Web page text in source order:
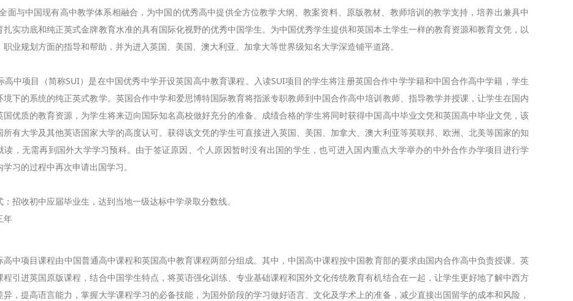
面与中国现有高中教学体系相融合，为中国的优秀高中提供全方位教学大纲、教案资料、原版教材、教师培训的教学支持，培养出兼具中
扎实功底和纯正英式金牌教育水准的具有国际化视野的优秀中国学生。为中国优秀学生提供和英国本土学生一样的教育资源和教育文凭，以
职业规划方面的指导和帮助，并为进入英国、美国、澳大利亚、加拿大等世界级知名大学深造铺平道路。
项目（简称SUI）是在中国优秀中学开设英国高中教育课程。入读SUI项目的学生将注册英国合作中学学籍和中国合作高中学籍，学生
境下的系统的纯正英式教学。英国合作中学和爱思博特国际教育将指派专职教师到中国合作高中培训教师、指导教学并授课，让学生在国内
国优质的教育资源，为学生将来迈向国际知名高校做好充分的准备。成绩合格的学生将同时获得中国高中毕业文凭和英国高中毕业文凭，该
所有大学及其他英语国家大学的高度认可。获得该文凭的学生可直接进入英国、美国、加拿大、澳大利亚等英联邦、欧洲、北美等国家的知
读，无需再到国外大学学习预科。由于签证原因、个人原因暂时没有出国的学生，也可进入国内重点大学举办的中外合作办学项目进行学
习的过程中再次申请出国学习。
收初中应届毕业生，达到当地一级达标中学录取分数线。
项目课程由中国普通高中课程和英国高中教育课程两部分组成。其中，中国高中课程按中国教育部的要求由国内合作高中负责授课。英
程引进英国原版课程，结合中国学生特点，将英语强化训练、专业基础课程和国外文化传统教育有机结合在一起，让学生更好地了解中西方
异，提高语言能力，掌握大学课程学习的必备技能，为国外阶段的学习做好语言、文化及学术上的准备，减少直接出国留学的成本和风险，